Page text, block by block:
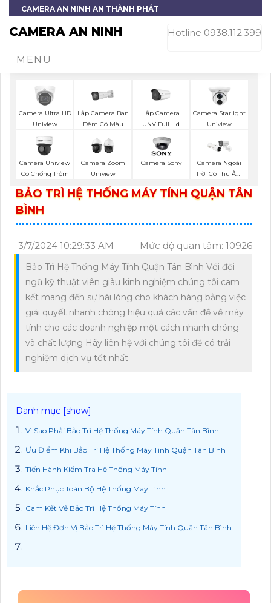
CAMERA AN NINH AN THÀNH PHÁT
CAMERA AN NINH Hotline 0938.112.399
MENU
Camera Ultra HD
Uniview
Lắp Camera Ban
Đêm Có Màu
Lắp Camera
UNV Full Hd
Camera Starlight
Uniview
Camera Uniview
Có Chống Trộm
Camera Zoom
Uniview
Camera Sony
Camera Ngoài
Trời Có Thu Âm
BẢO TRÌ HỆ THỐNG MÁY TÍNH QUẬN TÂN
BÌNH
3/7/2024 10:29:33 AM Mức độ quan tâm: 10926
Bảo Trì Hệ Thống Máy Tính Quận Tân Bình Với đội
ngũ kỹ thuật viên giàu kinh nghiệm chúng tôi cam
kết mang đến sự hài lòng cho khách hàng bằng việc
giải quyết nhanh chóng hiệu quả các vấn đề về máy
tính cho các doanh nghiệp một cách nhanh chóng
và chất lượng Hãy liên hệ với chúng tôi để có trải
nghiệm dịch vụ tốt nhất
Vì Sao Phải Bảo Trì Hệ Thống Máy Tính Quận Tân Bình
Ưu Điểm Khi Bảo Trì Hệ Thống Máy Tính Quận Tân Bình
Tiến Hành Kiểm Tra Hệ Thống Máy Tính
Khắc Phục Toàn Bộ Hệ Thống Máy Tính
Cam Kết Về Bảo Trì Hệ Thống Máy Tính
Liên Hệ Đơn Vị Bảo Trì Hệ Thống Máy Tính Quận Tân Bình